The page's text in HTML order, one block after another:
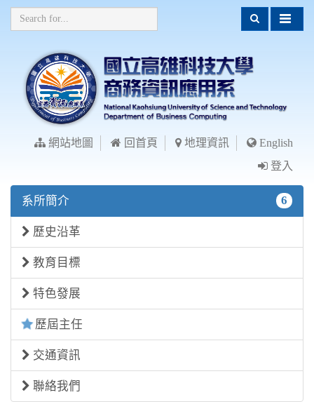
網站地圖 回首頁 地理資訊
English
登入
系所簡介 6
歷史沿革
教育目標
特色發展
歷屆主任
交通資訊
聯絡我們